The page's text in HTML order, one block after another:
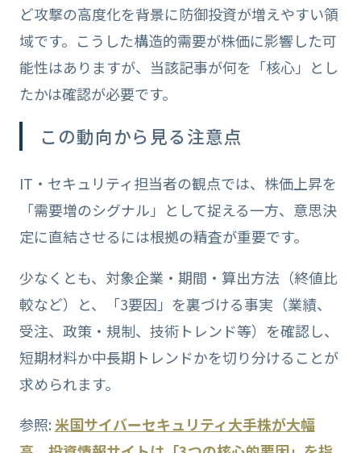
ど攻撃の高度化を背景に防御投資が増えやすい領
域です。こうした構造的需要が株価に影響した可
能性はありますが、当該記事が何を「核心」とし
たかは確認が必要です。
この動向から見る注意点
IT・セキュリティ担当者の観点では、株価上昇を
「需要増のシグナル」として捉える一方、意思決
定に直結させるには根拠の精査が重要です。
少なくとも、対象企業・期間・算出方法（終値比
較など）と、「3要因」を裏づける事実（業績、
受注、政策・規制、技術トレンド等）を確認し、
短期材料か中長期トレンドかを切り分けることが
求められます。
参照:米国サイバーセキュリティ大手株が大幅